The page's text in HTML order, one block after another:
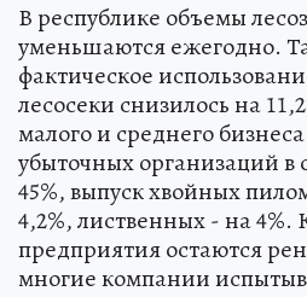
В республике объемы
уменьшаются ежегодно.
фактическое
лесосеки снизилось на
малого и среднего
убыточных организаций в
45%, выпуск хвойных
4,2%, лиственных - на 4%.
предприятия остаются
многие компании